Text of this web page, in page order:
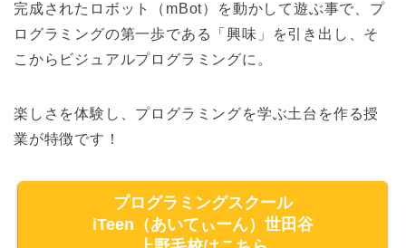
完成されたロボット（mBot）を動かして遊ぶ事で、プ
ログラミングの第一歩である「興味」を引き出し、そ
こからビジュアルプログラミングに。
楽しさを体験し、プログラミングを学ぶ土台を作る授
業が特徴です！
プログラミングスクール
iTeen（あいてぃーん）世田谷